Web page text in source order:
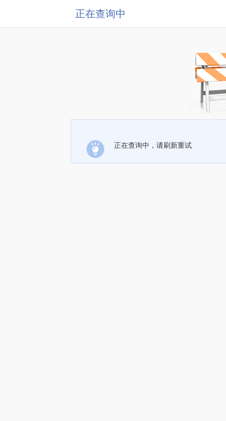
正在查询中
正在查询中，请刷新重试